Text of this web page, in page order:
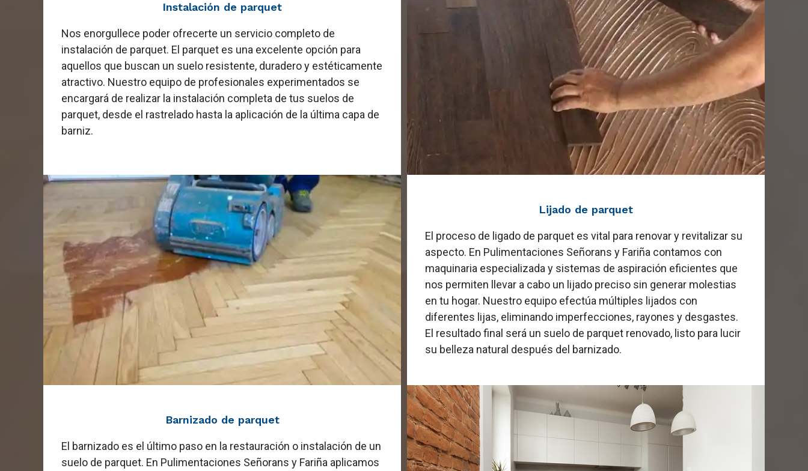
Instalación de parquet
Nos enorgullece poder ofrecerte un servicio completo de
instalación de parquet. El parquet es una excelente opción para
aquellos que buscan un suelo resistente, duradero y estéticamente
atractivo. Nuestro equipo de profesionales experimentados se
encargará de realizar la instalación completa de tus suelos de
parquet, desde el rastrelado hasta la aplicación de la última capa de
barniz.
Lijado de parquet
El proceso de ligado de parquet es vital para renovar y revitalizar su
aspecto. En Pulimentaciones Señorans y Fariña contamos con
maquinaria especializada y sistemas de aspiración eficientes que
nos permiten llevar a cabo un lijado preciso sin generar molestias
en tu hogar. Nuestro equipo efectúa múltiples lijados con
diferentes lijas, eliminando imperfecciones, rayones y desgastes.
El resultado final será un suelo de parquet renovado, listo para lucir
su belleza natural después del barnizado.
Barnizado de parquet
El barnizado es el último paso en la restauración o instalación de un
suelo de parquet. En Pulimentaciones Señorans y Fariña aplicamos